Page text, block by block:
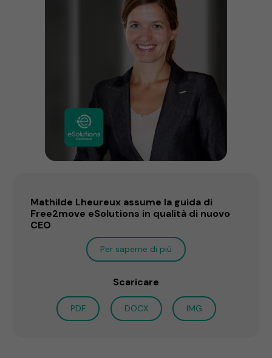
Mathilde Lheureux assume la guida di
Free2move eSolutions in qualità di nuovo
CEO
Per saperne di più
Scaricare
PDF DOCX IMG